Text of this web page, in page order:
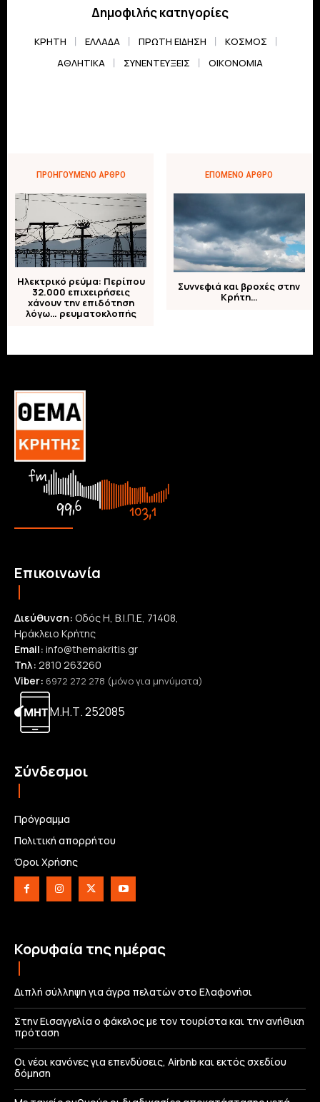
Δημοφιλής κατηγορίες
ΚΡΗΤΗ ΕΛΛΆΔΑ ΠΡΏΤΗ ΕΊΔΗΣΗ
ΚΌΣΜΟΣ
ΑΘΛΗΤΙΚΆ
ΣΥΝΕΝΤΕΎΞΕΙΣ ΟΙΚΟΝΟΜΊΑ
ΠΡΟΗΓΟΎΜΕΝΟ ΆΡΘΡΟ
Ηλεκτρικό ρεύμα: Περίπου
32.000 επιχειρήσεις
χάνουν την επιδότηση
λόγω… ρευματοκλοπής
ΕΠΌΜΕΝΟ ΆΡΘΡΟ
Συννεφιά και βροχές στην
Κρήτη…
Επικοινωνία
Διεύθυνση: Οδός Η, Β.Ι.Π.Ε, 71408,
Ηράκλειο Κρήτης
Email: info@themakritis.gr
Τηλ: 2810 263260
Viber: 6972 272 278 (μόνο για μηνύματα)
Μ.Η.Τ. 252085
Σύνδεσμοι
Πρόγραμμα
Πολιτική απορρήτου
Όροι Χρήσης
Κορυφαία της ημέρας
Διπλή σύλληψη για άγρα πελατών στο Ελαφονήσι
Στην Εισαγγελία ο φάκελος με τον τουρίστα και την ανήθικη
πρόταση
Οι νέοι κανόνες για επενδύσεις, Airbnb και εκτός σχεδίου
δόμηση